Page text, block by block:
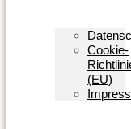
Cookie-
(EU)